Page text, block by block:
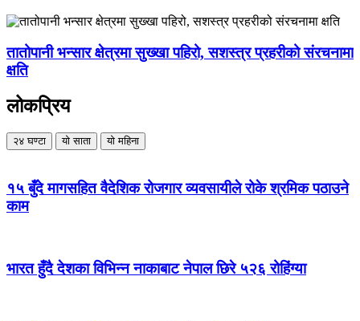
तातोपानी भन्सार क्षेत्रमा सुख्खा पहिरो, सशस्त्र प्रहरीको संरचनामा
क्षति
लोकप्रिय
२४ घण्टा यो साता यो महिना
१५ बुँदे मागसहित वैदेशिक रोजगार व्यवसायीले रोके श्रमिक पठाउने
काम
भारत हुँदै देशका विभिन्न नाकाबाट नेपाल छिरे ५२६ रोहिंग्या